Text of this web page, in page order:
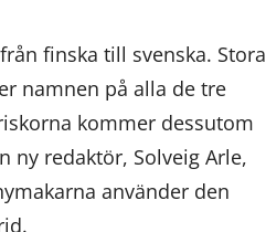
finska till svenska. Stora
namnen på alla de tre
kommer dessutom
redaktör, Solveig Arle,
använder den